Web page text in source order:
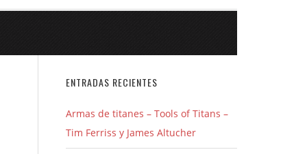
ENTRADAS RECIENTES
Armas de titanes – Tools of Titans –
Tim Ferriss y James Altucher